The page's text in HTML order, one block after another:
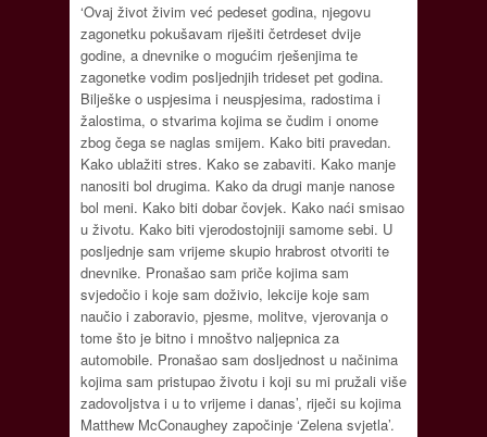
‘Ovaj život živim već pedeset godina, njegovu
zagonetku pokušavam riješiti četrdeset dvije
godine, a dnevnike o mogućim rješenjima te
zagonetke vodim posljednjih trideset pet godina.
Bilješke o uspjesima i neuspjesima, radostima i
žalostima, o stvarima kojima se čudim i onome
zbog čega se naglas smijem. Kako biti pravedan.
Kako ublažiti stres. Kako se zabaviti. Kako manje
nanositi bol drugima. Kako da drugi manje nanose
bol meni. Kako biti dobar čovjek. Kako naći smisao
u životu. Kako biti vjerodostojniji samome sebi. U
posljednje sam vrijeme skupio hrabrost otvoriti te
dnevnike. Pronašao sam priče kojima sam
svjedočio i koje sam doživio, lekcije koje sam
naučio i zaboravio, pjesme, molitve, vjerovanja o
tome što je bitno i mnoštvo naljepnica za
automobile. Pronašao sam dosljednost u načinima
kojima sam pristupao životu i koji su mi pružali više
zadovoljstva i u to vrijeme i danas’, riječi su kojima
Matthew McConaughey započinje ‘Zelena svjetla’.